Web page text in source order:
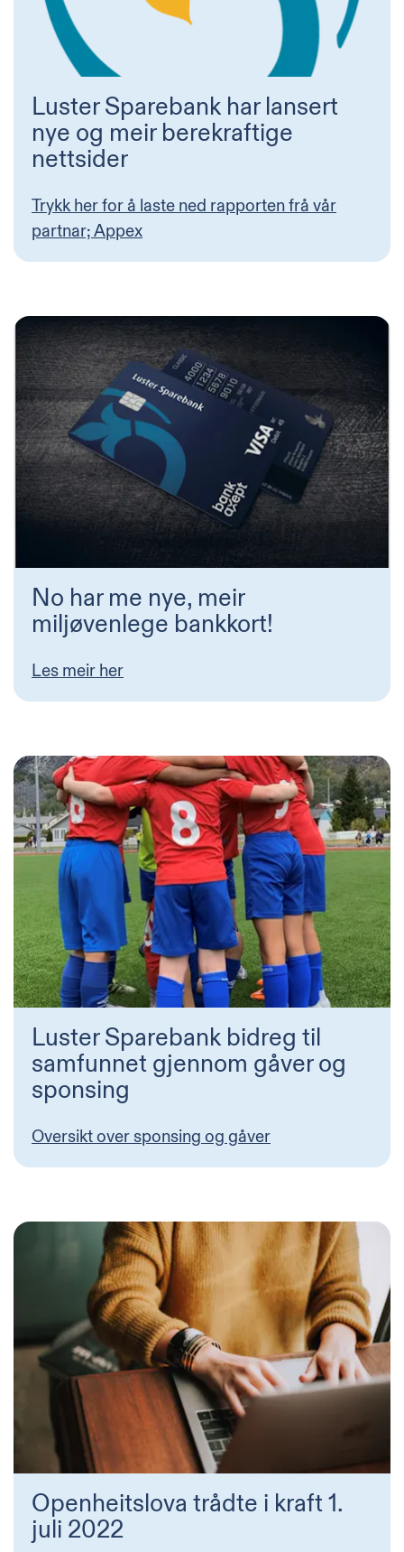
Luster Sparebank har lansert
nye og meir berekraftige
nettsider
Trykk her for å laste ned rapporten frå vår
partnar; Appex
No har me nye, meir
miljøvenlege bankkort!
Les meir her
Luster Sparebank bidreg til
samfunnet gjennom gåver og
sponsing
Oversikt over sponsing og gåver
Openheitslova trådte i kraft 1.
juli 2022